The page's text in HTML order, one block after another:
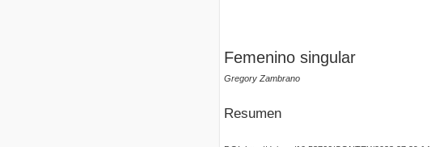
Femenino singular
Gregory Zambrano
Resumen